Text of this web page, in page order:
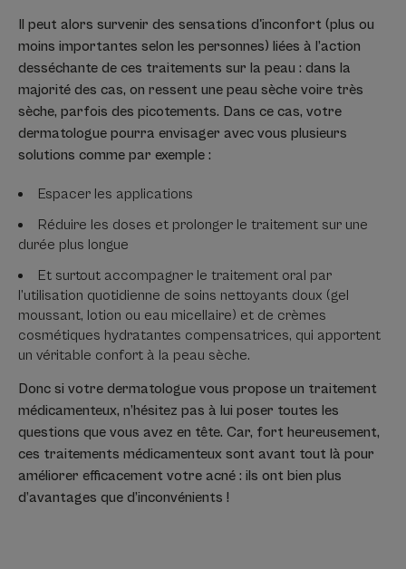
Il peut alors survenir des sensations d'inconfort (plus ou
moins importantes selon les personnes) liées à l’action
desséchante de ces traitements sur la peau : dans la
majorité des cas, on ressent une peau sèche voire très
sèche, parfois des picotements. Dans ce cas, votre
dermatologue pourra envisager avec vous plusieurs
solutions comme par exemple :
Espacer les applications
Réduire les doses et prolonger le traitement sur une
durée plus longue
Et surtout accompagner le traitement oral par
l’utilisation quotidienne de soins nettoyants doux (gel
moussant, lotion ou eau micellaire) et de crèmes
cosmétiques hydratantes compensatrices, qui apportent
un véritable confort à la peau sèche.
Donc si votre dermatologue vous propose un traitement
médicamenteux, n’hésitez pas à lui poser toutes les
questions que vous avez en tête. Car, fort heureusement,
ces traitements médicamenteux sont avant tout là pour
améliorer efficacement votre acné : ils ont bien plus
d’avantages que d’inconvénients !